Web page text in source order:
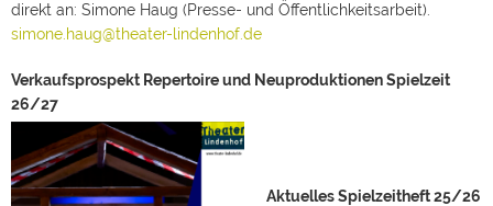
direkt an: Simone Haug (Presse- und Öffentlichkeitsarbeit).
simone.haug@theater-lindenhof.de
Verkaufsprospekt Repertoire und Neuproduktionen Spielzeit
26/27
Aktuelles Spielzeitheft 25/26